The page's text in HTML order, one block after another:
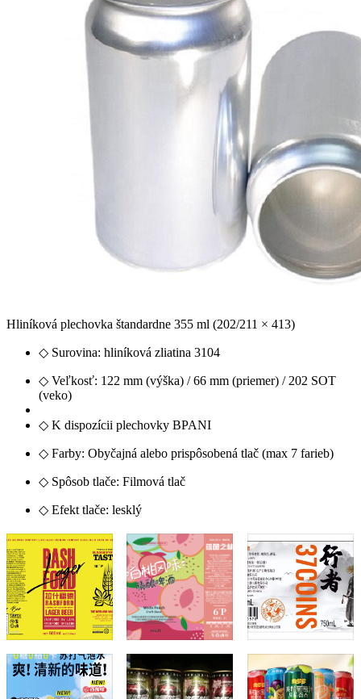
Hliníková plechovka štandardne 355 ml (202/211 × 413)
◇ Surovina: hliníková zliatina 3104
◇ Veľkosť: 122 mm (výška) / 66 mm (priemer) / 202 SOT
(veko)
◇ K dispozícii plechovky BPANI
◇ Farby: Obyčajná alebo prispôsobená tlač (max 7 farieb)
◇ Spôsob tlače: Filmová tlač
◇ Efekt tlače: lesklý